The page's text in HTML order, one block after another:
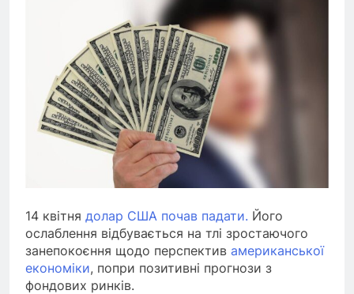
14 квітня долар США почав падати. Його
ослаблення відбувається на тлі зростаючого
занепокоєння щодо перспектив американської
економіки, попри позитивні прогнози з
фондових ринків.